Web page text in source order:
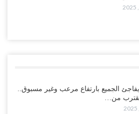
الجميع بارتفاع مرعب وغير مسبوق..
يقترب من…